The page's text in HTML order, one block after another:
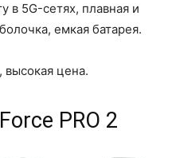
в 5G-сетях, плавная и
емкая батарея.
высокая цена.
PRO 2